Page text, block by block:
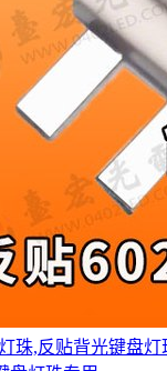
珠,反贴背光键盘